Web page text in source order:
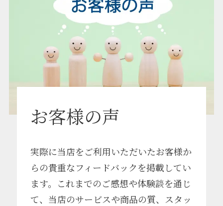
お客様の声
実際に当店をご利用いただいたお客様か
らの貴重なフィードバックを掲載してい
ます。これまでのご感想や体験談を通じ
て、当店のサービスや商品の質、スタッ